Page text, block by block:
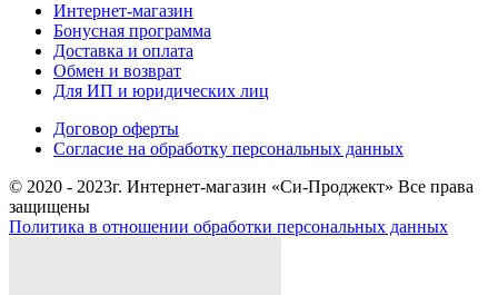
Интернет-магазин
Бонусная программа
Доставка и оплата
Обмен и возврат
Для ИП и юридических лиц
Договор оферты
Согласие на обработку персональных данных
© 2020 - 2023г. Интернет-магазин «Си-Проджект» Все права
защищены
Политика в отношении обработки персональных данных